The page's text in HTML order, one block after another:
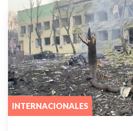
INTERNACIONALES